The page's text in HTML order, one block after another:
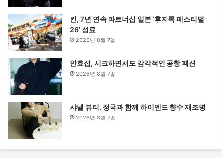
킨, 7년 연속 파트너십 일본 ‘후지록 페스티벌
26’ 성료
2026년 8월 7일
안효섭, 시크하면서도 감각적인 공항 패션
2026년 8월 7일
샤넬 뷰티, 정국과 함께 하이엔드 향수 재조명
2026년 8월 7일